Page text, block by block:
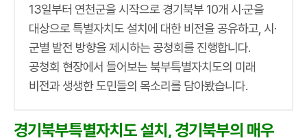
13일부터 연천군을 시작으로 경기북부 10개 시·군을
대상으로 특별자치도 설치에 대한 비전을 공유하고, 시·
군별 발전 방향을 제시하는 공청회를 진행합니다.
공청회 현장에서 들어보는 북부특별자치도의 미래
비전과 생생한 도민들의 목소리를 담아봤습니다.
경기북부특별자치도 설치, 경기북부의 매우